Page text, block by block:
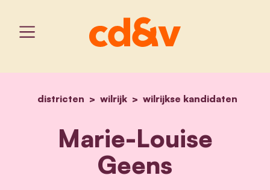
home
districten wilrijk wilrijkse kandidaten
marie-louise geens
Marie-Louise
Geens